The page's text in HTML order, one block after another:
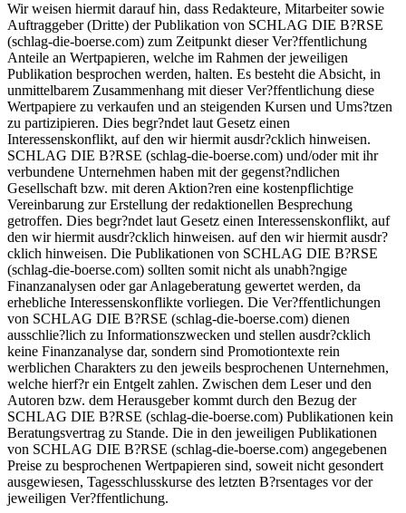
Wir weisen hiermit darauf hin, dass Redakteure, Mitarbeiter sowie
Auftraggeber (Dritte) der Publikation von SCHLAG DIE B?RSE
(schlag-die-boerse.com) zum Zeitpunkt dieser Ver?ffentlichung
Anteile an Wertpapieren, welche im Rahmen der jeweiligen
Publikation besprochen werden, halten. Es besteht die Absicht, in
unmittelbarem Zusammenhang mit dieser Ver?ffentlichung diese
Wertpapiere zu verkaufen und an steigenden Kursen und Ums?tzen
zu partizipieren. Dies begr?ndet laut Gesetz einen
Interessenskonflikt, auf den wir hiermit ausdr?cklich hinweisen.
SCHLAG DIE B?RSE (schlag-die-boerse.com) und/oder mit ihr
verbundene Unternehmen haben mit der gegenst?ndlichen
Gesellschaft bzw. mit deren Aktion?ren eine kostenpflichtige
Vereinbarung zur Erstellung der redaktionellen Besprechung
getroffen. Dies begr?ndet laut Gesetz einen Interessenskonflikt, auf
den wir hiermit ausdr?cklich hinweisen. auf den wir hiermit ausdr?
cklich hinweisen. Die Publikationen von SCHLAG DIE B?RSE
(schlag-die-boerse.com) sollten somit nicht als unabh?ngige
Finanzanalysen oder gar Anlageberatung gewertet werden, da
erhebliche Interessenskonflikte vorliegen. Die Ver?ffentlichungen
von SCHLAG DIE B?RSE (schlag-die-boerse.com) dienen
ausschlie?lich zu Informationszwecken und stellen ausdr?cklich
keine Finanzanalyse dar, sondern sind Promotiontexte rein
werblichen Charakters zu den jeweils besprochenen Unternehmen,
welche hierf?r ein Entgelt zahlen. Zwischen dem Leser und den
Autoren bzw. dem Herausgeber kommt durch den Bezug der
SCHLAG DIE B?RSE (schlag-die-boerse.com) Publikationen kein
Beratungsvertrag zu Stande. Die in den jeweiligen Publikationen
von SCHLAG DIE B?RSE (schlag-die-boerse.com) angegebenen
Preise zu besprochenen Wertpapieren sind, soweit nicht gesondert
ausgewiesen, Tagesschlusskurse des letzten B?rsentages vor der
jeweiligen Ver?ffentlichung.